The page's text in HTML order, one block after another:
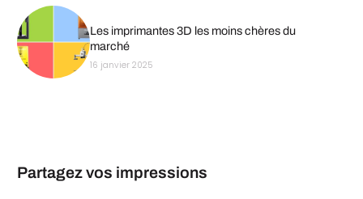
Les imprimantes 3D les moins chères du
marché
16 janvier 2025
Partagez vos impressions